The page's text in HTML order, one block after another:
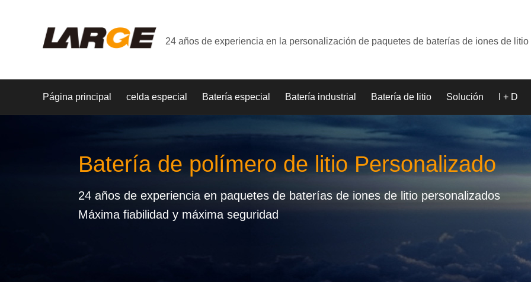
24 años de experiencia en la personalización de paquetes de baterías de iones de litio
Página principal celda especial Batería especial Batería industrial Batería de litio Solución I + D
Batería de polímero de litio Personalizado
24 años de experiencia en paquetes de baterías de iones de litio personalizados
Máxima fiabilidad y máxima seguridad